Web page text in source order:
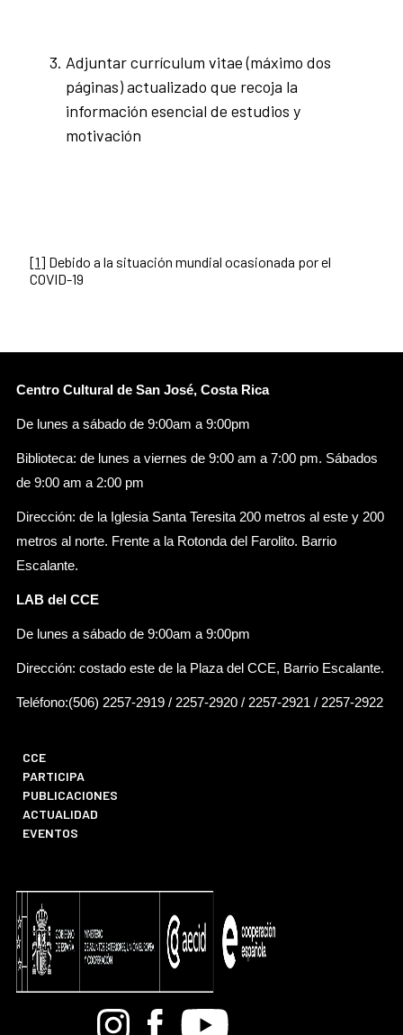
Adjuntar currículum vitae (máximo dos
páginas) actualizado que recoja la
información esencial de estudios y
motivación
[1] Debido a la situación mundial ocasionada por el
COVID-19
Centro Cultural de San José, Costa Rica
De lunes a sábado de 9:00am a 9:00pm
Biblioteca: de lunes a viernes de 9:00 am a 7:00 pm. Sábados
de 9:00 am a 2:00 pm
Dirección: de la Iglesia Santa Teresita 200 metros al este y 200
metros al norte. Frente a la Rotonda del Farolito. Barrio
Escalante.
LAB del CCE
De lunes a sábado de 9:00am a 9:00pm
Dirección: costado este de la Plaza del CCE, Barrio Escalante.
Teléfono:(506) 2257-2919 / 2257-2920 / 2257-2921 / 2257-2922
CCE
PARTICIPA
PUBLICACIONES
ACTUALIDAD
EVENTOS
BandcampInstagramFacebook
Youtube